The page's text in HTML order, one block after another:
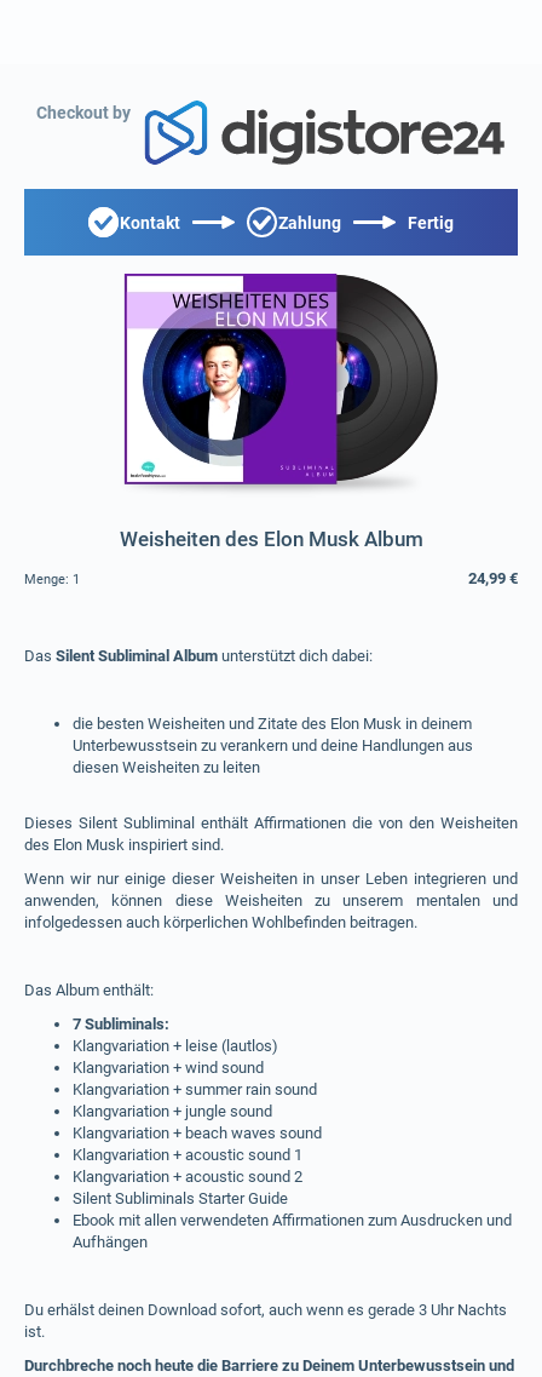
Checkout by
Kontakt Zahlung Fertig
Weisheiten des Elon Musk Album
Menge: 1 24,99 €
Das Silent Subliminal Album unterstützt dich dabei:
die besten Weisheiten und Zitate des Elon Musk in deinem
Unterbewusstsein zu verankern und deine Handlungen aus
diesen Weisheiten zu leiten
Dieses Silent Subliminal enthält Affirmationen die von den Weisheiten
des Elon Musk inspiriert sind.
Wenn wir nur einige dieser Weisheiten in unser Leben integrieren und
anwenden, können diese Weisheiten zu unserem mentalen und
infolgedessen auch körperlichen Wohlbefinden beitragen.
Das Album enthält:
7 Subliminals:
Klangvariation + leise (lautlos)
Klangvariation + wind sound
Klangvariation + summer rain sound
Klangvariation + jungle sound
Klangvariation + beach waves sound
Klangvariation + acoustic sound 1
Klangvariation + acoustic sound 2
Silent Subliminals Starter Guide
Ebook mit allen verwendeten Affirmationen zum Ausdrucken und
Aufhängen
Du erhälst deinen Download sofort, auch wenn es gerade 3 Uhr Nachts
ist.
Durchbreche noch heute die Barriere zu Deinem Unterbewusstsein und